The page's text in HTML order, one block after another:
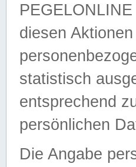
diesen
statistisch
entsprechend
persönlichen
Die Angabe